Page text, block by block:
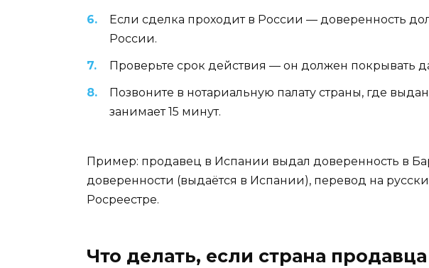
Если сделка проходит в России — доверенность
России.
Проверьте срок действия — он должен покрывать
Позвоните в нотариальную палату страны, где
занимает 15 минут.
Пример: продавец в Испании выдал доверенность в
доверенности (выдаётся в Испании), перевод на
Росреестре.
Что делать, если страна